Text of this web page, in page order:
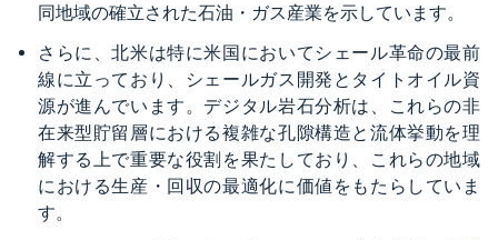
同地域の確立された石油・ガス産業を示しています。
さらに、北米は特に米国においてシェール革命の最前
線に立っており、シェールガス開発とタイトオイル資
源が進んでいます。デジタル岩石分析は、これらの非
在来型貯留層における複雑な孔隙構造と流体挙動を理
解する上で重要な役割を果たしており、これらの地域
における生産・回収の最適化に価値をもたらしていま
す。